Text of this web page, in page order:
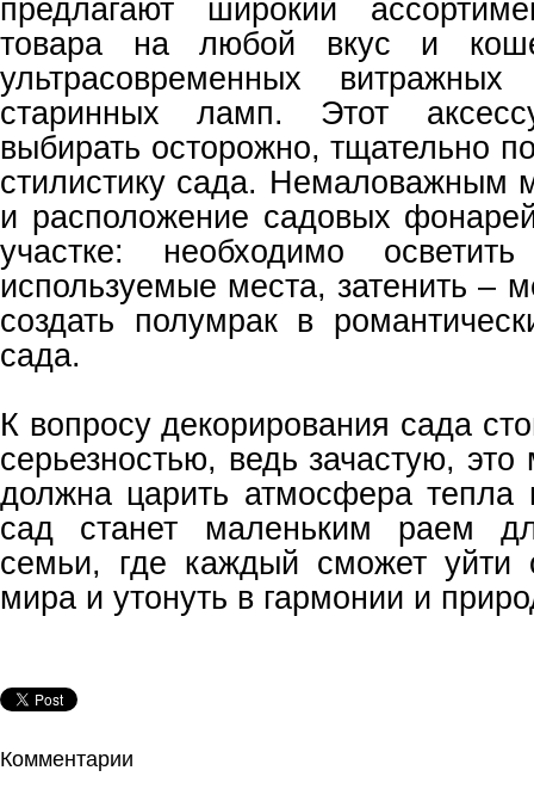
предлагают широкий
товара на любой вкус и
ультрасовременных
старинных ламп. Этот
выбирать осторожно, тщательно
стилистику сада. Немаловажным
и расположение садовых
участке: необходимо
используемые места, затенить –
создать полумрак в
сада.
К вопросу декорирования сада
серьезностью, ведь зачастую,
должна царить атмосфера
сад станет маленьким раем
семьи, где каждый сможет уйти
мира и утонуть в гармонии и
Комментарии